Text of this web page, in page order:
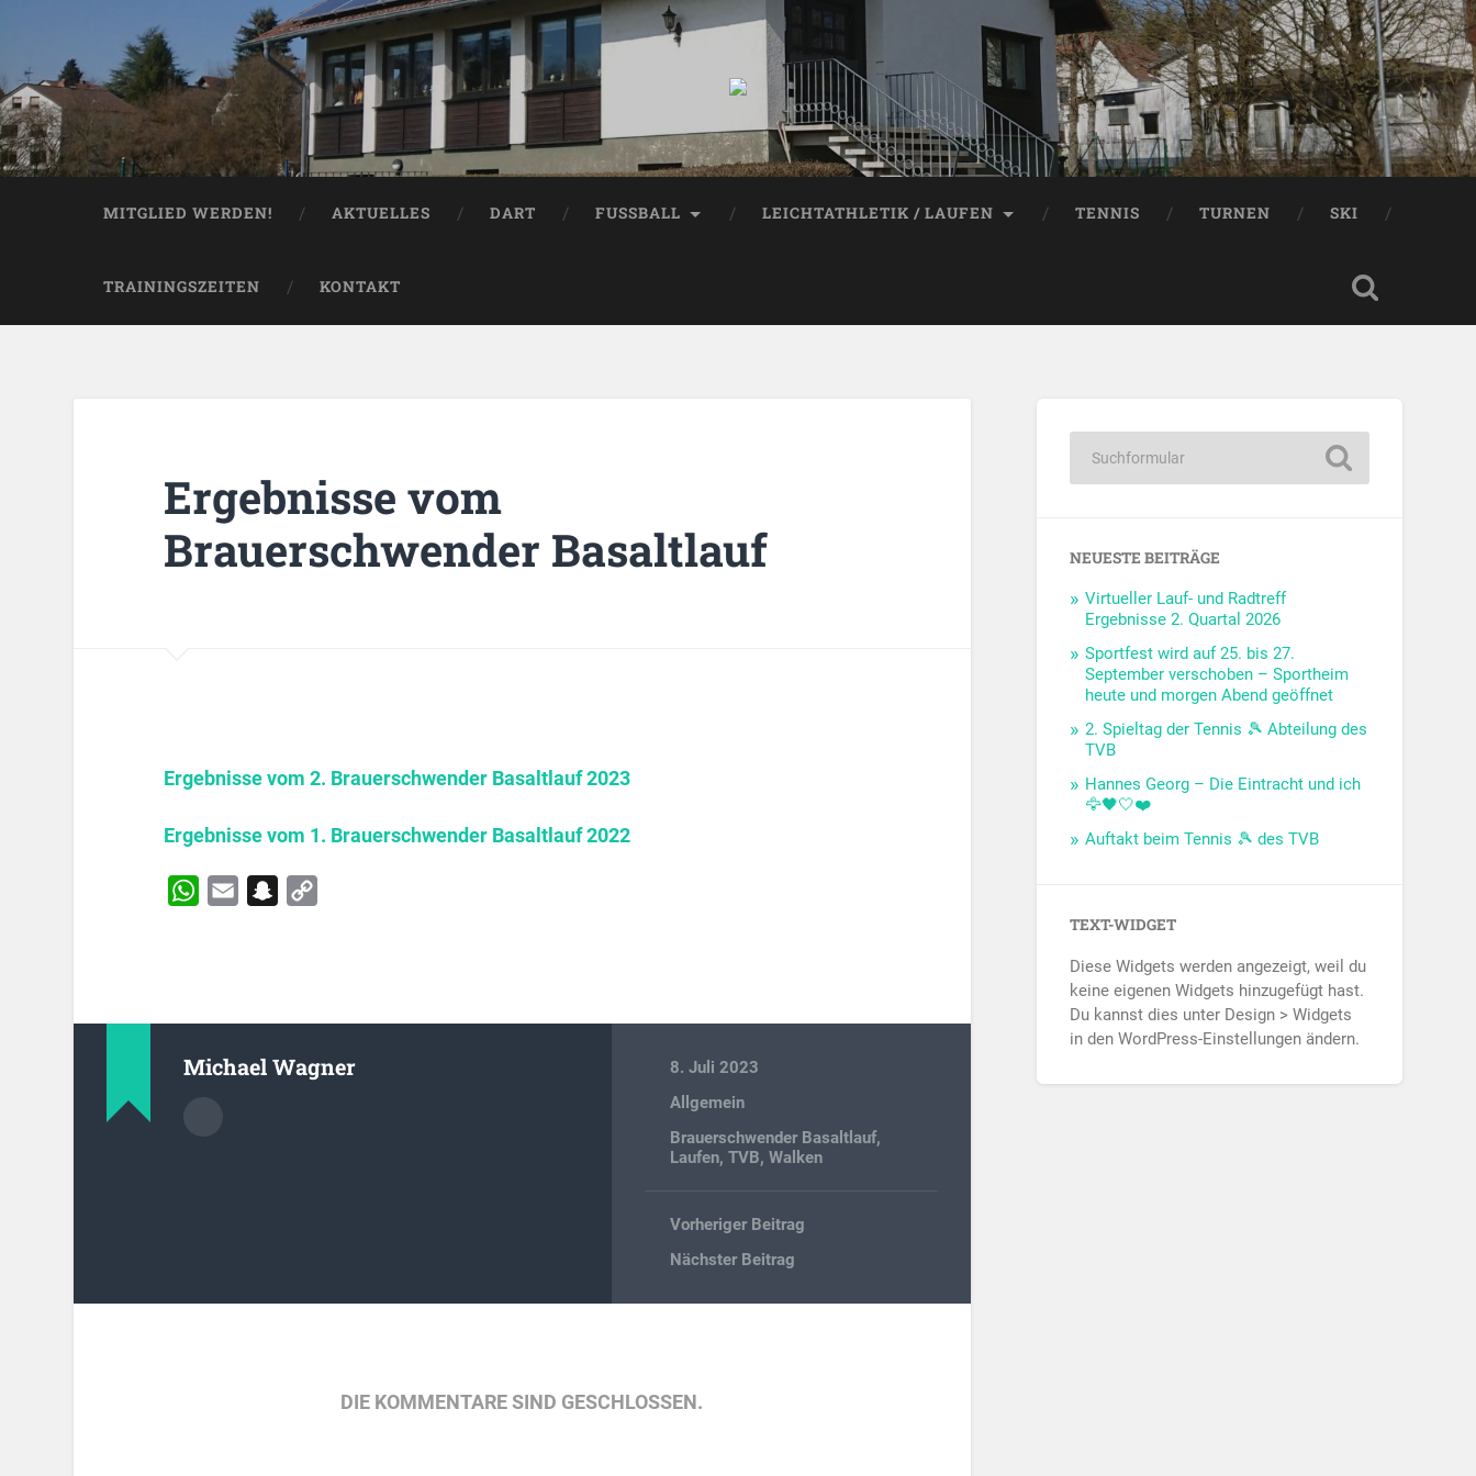
MITGLIED WERDEN! AKTUELLES DART FUSSBALL LEICHTATHLETIK / LAUFEN TENNIS TURNEN SKI
TRAININGSZEITEN KONTAKT
Ergebnisse vom
Brauerschwender Basaltlauf
Ergebnisse vom 2. Brauerschwender Basaltlauf 2023
Ergebnisse vom 1. Brauerschwender Basaltlauf 2022
WhatsApp
Email Snapchat
Michael Wagner
8. Juli 2023
Allgemein
Brauerschwender Basaltlauf,
Laufen,TVB,Walken
Vorheriger Beitrag
Nächster Beitrag
DIE KOMMENTARE SIND GESCHLOSSEN.
NEUESTE BEITRÄGE
Virtueller Lauf- und Radtreff
Ergebnisse 2. Quartal 2026
Sportfest wird auf 25. bis 27.
September verschoben – Sportheim
heute und morgen Abend geöffnet
2. Spieltag der Tennis 🎾 Abteilung des
TVB
Hannes Georg – Die Eintracht und ich
🦅🖤🤍❤️
Auftakt beim Tennis 🎾 des TVB
TEXT-WIDGET
Diese Widgets werden angezeigt, weil du
keine eigenen Widgets hinzugefügt hast.
Du kannst dies unter Design > Widgets
in den WordPress-Einstellungen ändern.